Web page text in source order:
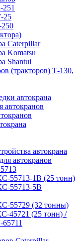
25
Caterpillar
Komatsu
Shantui
(тракторов) Т-130,
автокрана
автокранов
автокрана
автокранов
55713-1В (25 тонн)
55713-5В
55729 (32 тонны)
45721 (25 тонн) /